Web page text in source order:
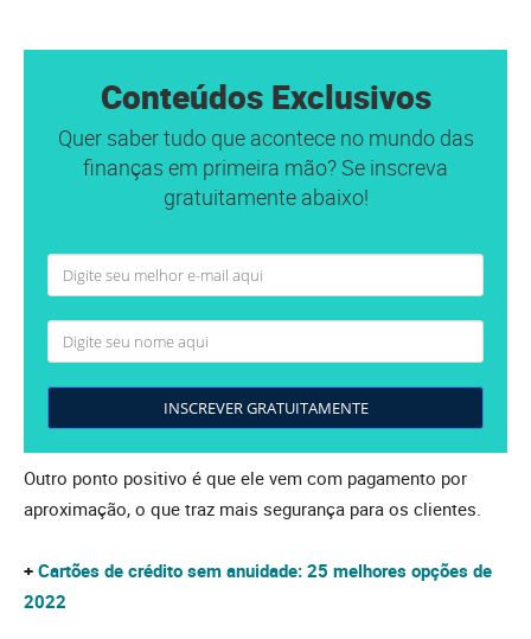
Conteúdos Exclusivos
Quer saber tudo que acontece no mundo das
finanças em primeira mão? Se inscreva
gratuitamente abaixo!
INSCREVER GRATUITAMENTE
Outro ponto positivo é que ele vem com pagamento por
aproximação, o que traz mais segurança para os clientes.
+ Cartões de crédito sem anuidade: 25 melhores opções de
2022